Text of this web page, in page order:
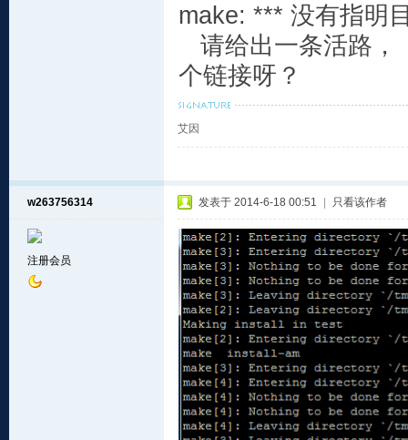
make: *** 没有指明
请给出一条活路，
个链接呀？
艾因
w263756314
注册会员
发表于 2014-6-18 00:51 只看该作者